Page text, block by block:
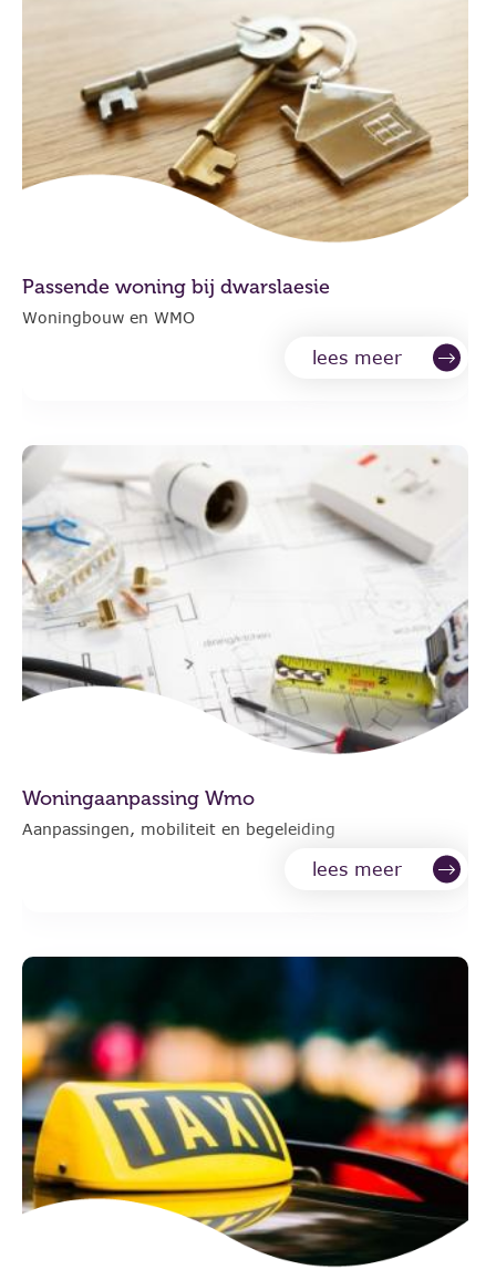
Passende woning bij dwarslaesie
Woningbouw en WMO
lees meer
Woningaanpassing Wmo
Aanpassingen, mobiliteit en begeleiding
lees meer